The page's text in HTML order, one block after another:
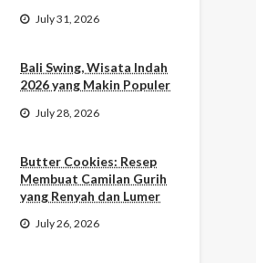
July 31, 2026
Bali Swing, Wisata Indah
2026 yang Makin Populer
July 28, 2026
Butter Cookies: Resep
Membuat Camilan Gurih
yang Renyah dan Lumer
July 26, 2026